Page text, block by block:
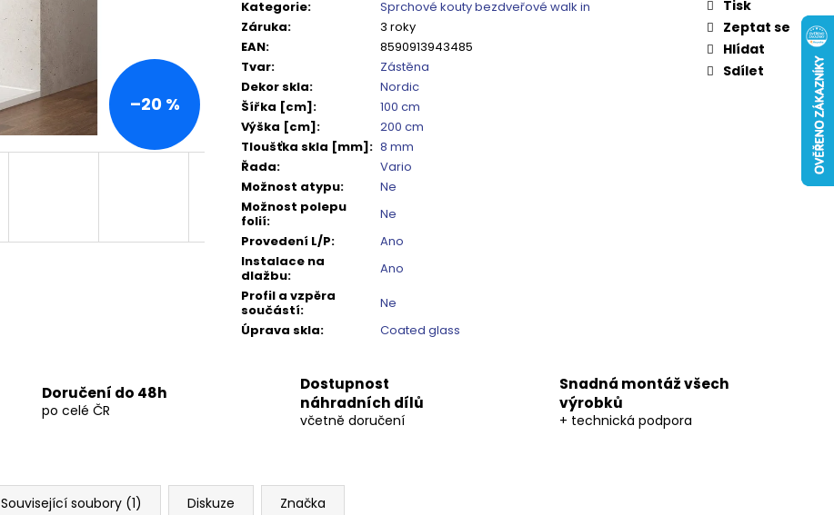
Kategorie:
Sprchové kouty bezdveřové walk in
Záruka:
3 roky
EAN:
8590913943485
Tvar:
Zástěna
Dekor skla:
Nordic
Šířka [cm]:
100 cm
Výška [cm]:
200 cm
Tloušťka skla [mm]: 8 mm
Řada:
Vario
Možnost atypu:
Ne
Možnost polepu
folií:
Ne
Provedení L/P:
Ano
Instalace na
dlažbu:
Ano
Profil a vzpěra
součástí:
Ne
Úprava skla: Coated glass
Tisk
Zeptat se
Hlídat
Sdílet
–20 %
Doručení do 48h
po celé ČR
Dostupnost
náhradních dílů
včetně doručení
Snadná montáž všech
výrobků
+ technická podpora
Související soubory (1) Diskuze Značka
5 240 Kč
Původně:
16 792 Kč
Původně:20 990 Kč